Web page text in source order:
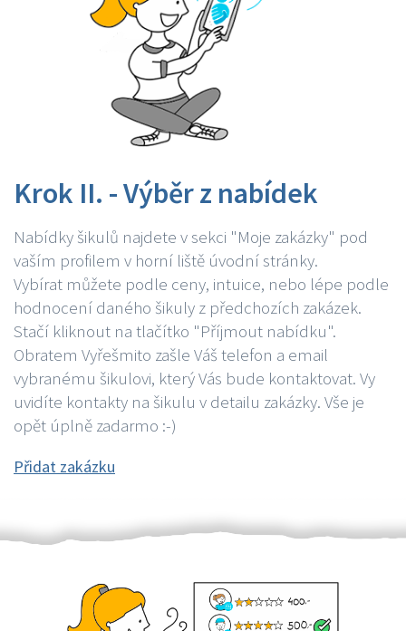
Krok II. - Výběr z nabídek
Nabídky šikulů najdete v sekci "Moje zakázky" pod
vaším profilem v horní liště úvodní stránky.
Vybírat můžete podle ceny, intuice, nebo lépe podle
hodnocení daného šikuly z předchozích zakázek.
Stačí kliknout na tlačítko "Příjmout nabídku".
Obratem Vyřešmito zašle Váš telefon a email
vybranému šikulovi, který Vás bude kontaktovat. Vy
uvidíte kontakty na šikulu v detailu zakázky. Vše je
opět úplně zadarmo :-)
Přidat zakázku